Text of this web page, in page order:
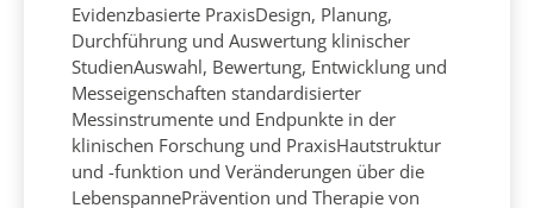
Evidenzbasierte PraxisDesign, Planung,
Durchführung und Auswertung klinischer
StudienAuswahl, Bewertung, Entwicklung und
Messeigenschaften standardisierter
Messinstrumente und Endpunkte in der
klinischen Forschung und PraxisHautstruktur
und -funktion und Veränderungen über die
LebenspannePrävention und Therapie von